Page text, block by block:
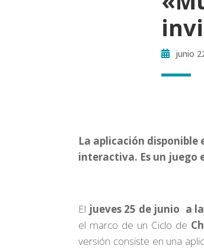
junio
La aplicación disponible
interactiva. Es un juego
El jueves 25 de junio a
el marco de un Ciclo de
versión consiste en una